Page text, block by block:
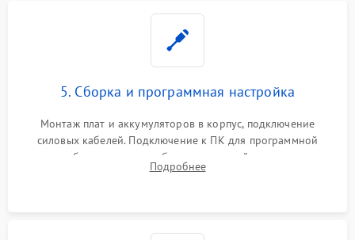
5. Сборка и программная настройка
Монтаж плат и аккумуляторов в корпус, подключение
силовых кабелей. Подключение к ПК для программной
калибровки констант батареи, настройки порогов
срабатывания AVR и сброса счетчиков старения АКБ.
Подробнее